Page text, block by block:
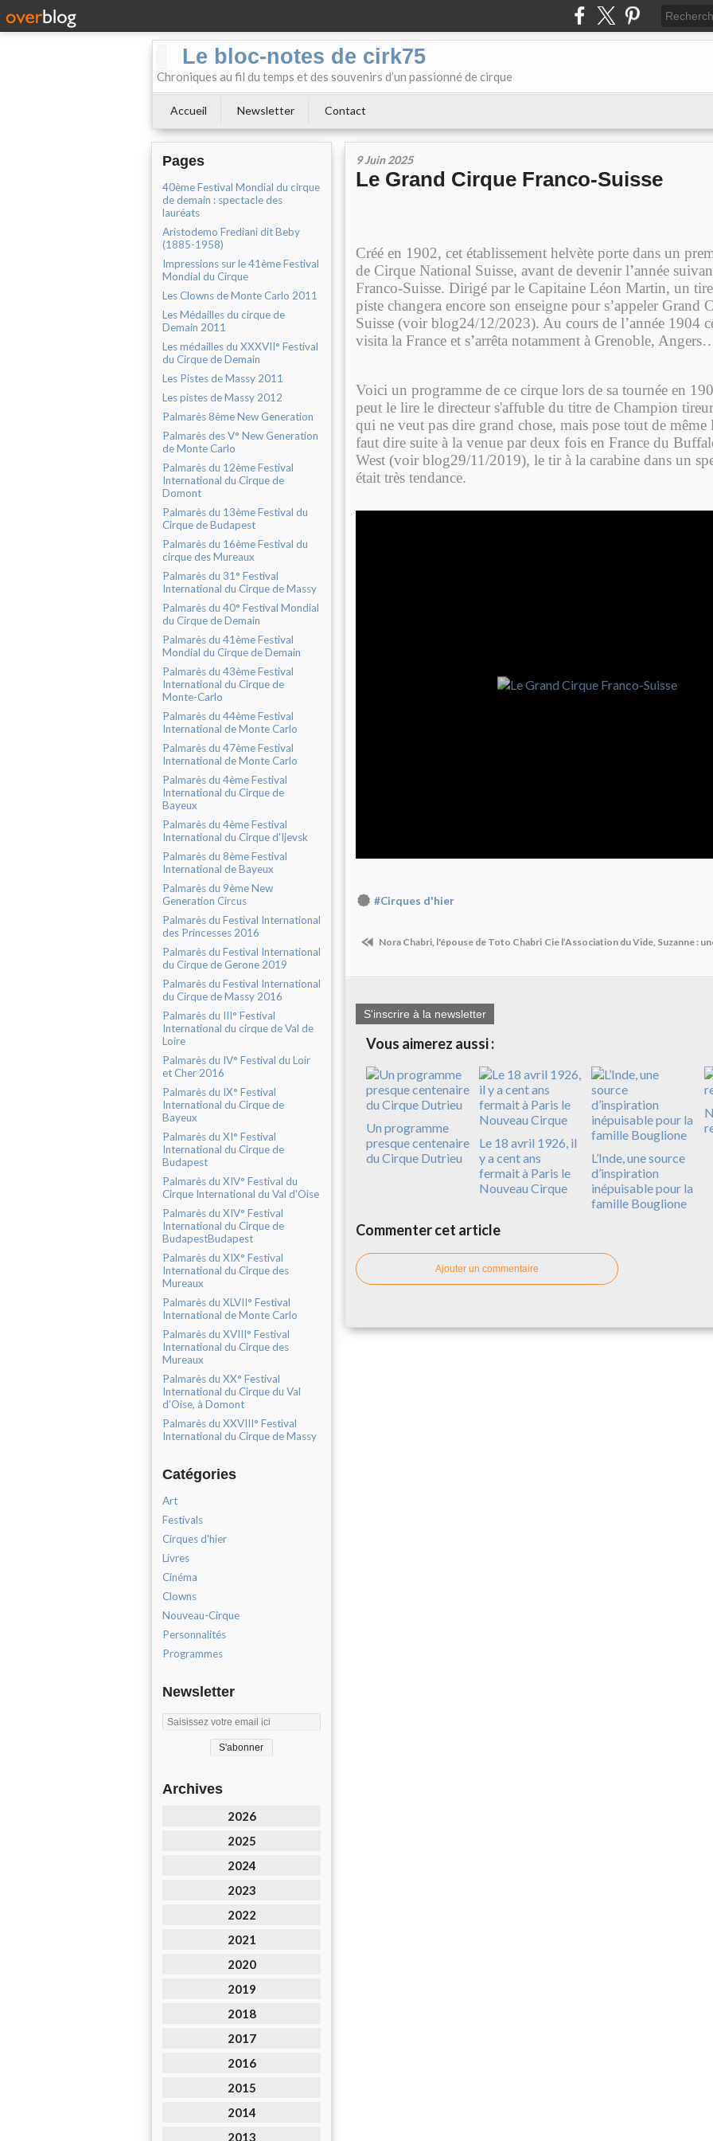
Le bloc-notes de cirk75
Chroniques au fil du temps et des souvenirs d’un passionné de cirque
Accueil Newsletter Contact
Pages
40ème Festival Mondial du cirque
de demain : spectacle des
lauréats
Aristodemo Frediani dit Beby
(1885-1958)
Impressions sur le 41ème Festival
Mondial du Cirque
Les Clowns de Monte Carlo 2011
Les Médailles du cirque de
Demain 2011
Les médailles du XXXVII° Festival
du Cirque de Demain
Les Pistes de Massy 2011
Les pistes de Massy 2012
Palmarès 8ème New Generation
Palmarès des V° New Generation
de Monte Carlo
Palmarès du 12ème Festival
International du Cirque de
Domont
Palmarès du 13ème Festival du
Cirque de Budapest
Palmarès du 16ème Festival du
cirque des Mureaux
Palmarès du 31° Festival
International du Cirque de Massy
Palmarès du 40° Festival Mondial
du Cirque de Demain
Palmarès du 41ème Festival
Mondial du Cirque de Demain
Palmarès du 43ème Festival
International du Cirque de
Monte-Carlo
Palmarès du 44ème Festival
International de Monte Carlo
Palmarès du 47ème Festival
International de Monte Carlo
Palmarès du 4ème Festival
International du Cirque de
Bayeux
Palmarès du 4ème Festival
International du Cirque d'Ijevsk
Palmarès du 8ème Festival
International de Bayeux
Palmarès du 9ème New
Generation Circus
Palmarès du Festival International
des Princesses 2016
Palmarès du Festival International
du Cirque de Gerone 2019
Palmarès du Festival International
du Cirque de Massy 2016
Palmarès du III° Festival
International du cirque de Val de
Loire
Palmarès du IV° Festival du Loir
et Cher 2016
Palmarès du IX° Festival
International du Cirque de
Bayeux
Palmarès du XI° Festival
International du Cirque de
Budapest
Palmarès du XIV° Festival du
Cirque International du Val d'Oise
Palmarès du XIV° Festival
International du Cirque de
BudapestBudapest
Palmarès du XIX° Festival
International du Cirque des
Mureaux
Palmarès du XLVII° Festival
International de Monte Carlo
Palmarès du XVIII° Festival
International du Cirque des
Mureaux
Palmarès du XX° Festival
International du Cirque du Val
d’Oise, à Domont
Palmarès du XXVIII° Festival
International du Cirque de Massy
Catégories
Art
Festivals
Cirques d'hier
Livres
Cinéma
Clowns
Nouveau-Cirque
Personnalités
Programmes
Newsletter
Archives
2026
2025
2024
2023
2022
2021
2020
2019
2018
2017
2016
2015
2014
2013
9 Juin 2025
Le Grand Cirque Franco-Suisse
Créé en 1902, cet établissement helvète porte dans un
de Cirque National Suisse, avant de devenir l’année
Franco-Suisse. Dirigé par le Capitaine Léon Martin, un
piste changera encore son enseigne pour s’appeler Grand
Suisse (voir blog24/12/2023). Au cours de l’année 1904
visita la France et s’arrêta notamment à Grenoble,
Voici un programme de ce cirque lors de sa tournée en
peut le lire le directeur s'affuble du titre de Champion
qui ne veut pas dire grand chose, mais pose tout de même
faut dire suite à la venue par deux fois en France du
West (voir blog29/11/2019), le tir à la carabine dans un
était très tendance.
#Cirques d'hier
Nora Chabri, l'épouse de Toto Chabri Cie l’Association du Vide, Suzanne :
S'inscrire à la newsletter
Vous aimerez aussi :
Un programme
presque centenaire
du Cirque Dutrieu
Le 18 avril 1926, il
y a cent ans
fermait à Paris le
Nouveau Cirque
L’Inde, une source
d’inspiration
inépuisable pour la
famille Bouglione
Commenter cet article
Ajouter un commentaire